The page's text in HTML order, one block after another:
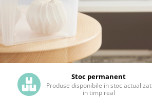
Stoc permanent
Produse disponibile in stoc actualizat
in timp real